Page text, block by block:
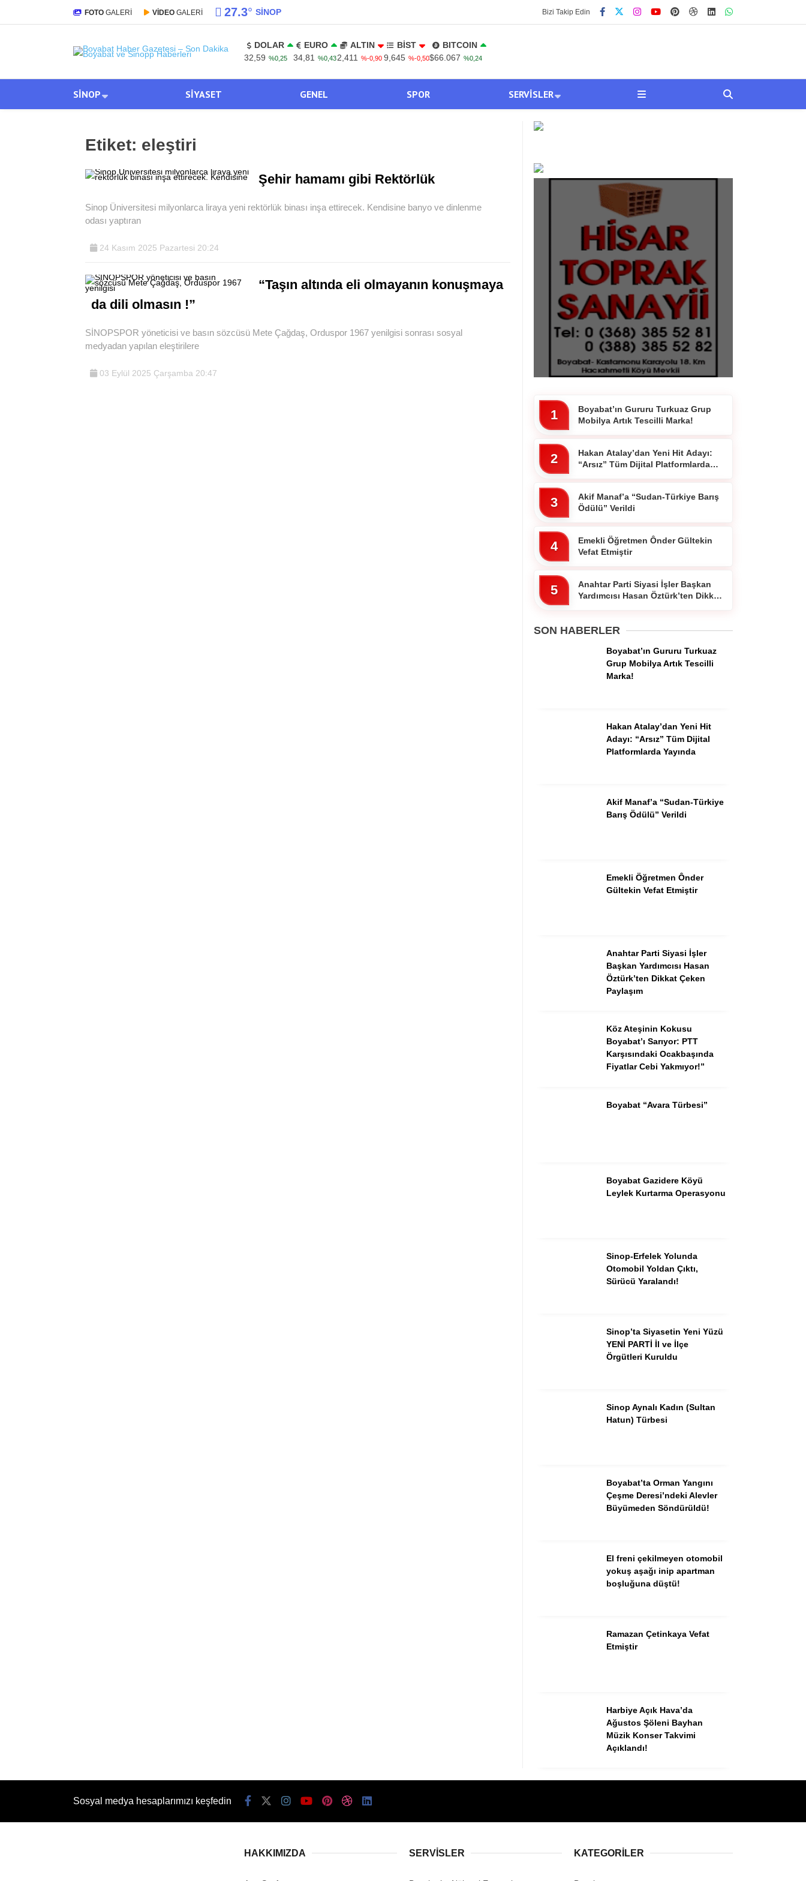
Sinop
Genel
Spor
WhatsApp İhbar
Pinterest
FOTO GALERİ VİDEO GALERİ 27.3° SINOP Bizi Takip Edin
DOLAR
32,59 %0,25
EURO
34,81
%0,43
ALTIN
2,411
%-0,90
BİST
9,645 %-0,50
BITCOIN
$66.067 %0,24
SINOP SIYASET GENEL SPOR SERVISLER
Etiket: eleştiri
Şehir hamamı gibi Rektörlük
Sinop Üniversitesi milyonlarca liraya yeni rektörlük binası inşa ettirecek. Kendisine banyo ve dinlenme
odası yaptıran
24 Kasım 2025 Pazartesi 20:24
“Taşın altında eli olmayanın konuşmaya
da dili olmasın !”
SİNOPSPOR yöneticisi ve basın sözcüsü Mete Çağdaş, Orduspor 1967 yenilgisi sonrası sosyal
medyadan yapılan eleştirilere
03 Eylül 2025 Çarşamba 20:47
1
Boyabat’ın Gururu Turkuaz Grup
Mobilya Artık Tescilli Marka!
2
Hakan Atalay’dan Yeni Hit Adayı:
“Arsız” Tüm Dijital Platformlarda
3
Akif Manaf’a “Sudan-Türkiye Barış
Ödülü” Verildi
4
Emekli Öğretmen Ônder Gültekin
Vefat Etmiştir
5
Anahtar Parti Siyasi İşler Başkan
Yardımcısı Hasan Öztürk’ten Dikkat
SON HABERLER
Boyabat’ın Gururu Turkuaz
Grup Mobilya Artık Tescilli
Marka!
Hakan Atalay’dan Yeni Hit
Adayı: “Arsız” Tüm Dijital
Platformlarda Yayında
Akif Manaf’a “Sudan-Türkiye
Barış Ödülü” Verildi
Emekli Öğretmen Ônder
Gültekin Vefat Etmiştir
Anahtar Parti Siyasi İşler
Başkan Yardımcısı Hasan
Öztürk’ten Dikkat Çeken
Paylaşım
Köz Ateşinin Kokusu
Boyabat’ı Sarıyor: PTT
Karşısındaki Ocakbaşında
Fiyatlar Cebi Yakmıyor!”
Boyabat “Avara Türbesi”
Boyabat Gazidere Köyü
Leylek Kurtarma Operasyonu
Sinop-Erfelek Yolunda
Otomobil Yoldan Çıktı,
Sürücü Yaralandı!
Sinop’ta Siyasetin Yeni Yüzü
YENİ PARTİ İl ve İlçe
Örgütleri Kuruldu
Sinop Aynalı Kadın (Sultan
Hatun) Türbesi
Boyabat’ta Orman Yangını
Çeşme Deresi’ndeki Alevler
Büyümeden Söndürüldü!
El freni çekilmeyen otomobil
yokuş aşağı inip apartman
boşluğuna düştü!
Ramazan Çetinkaya Vefat
Etmiştir
Harbiye Açık Hava’da
Ağustos Şöleni Bayhan
Müzik Konser Takvimi
Açıklandı!
Sosyal medya hesaplarımızı keşfedin
HAKKIMIZDA SERVISLER KATEGORILER